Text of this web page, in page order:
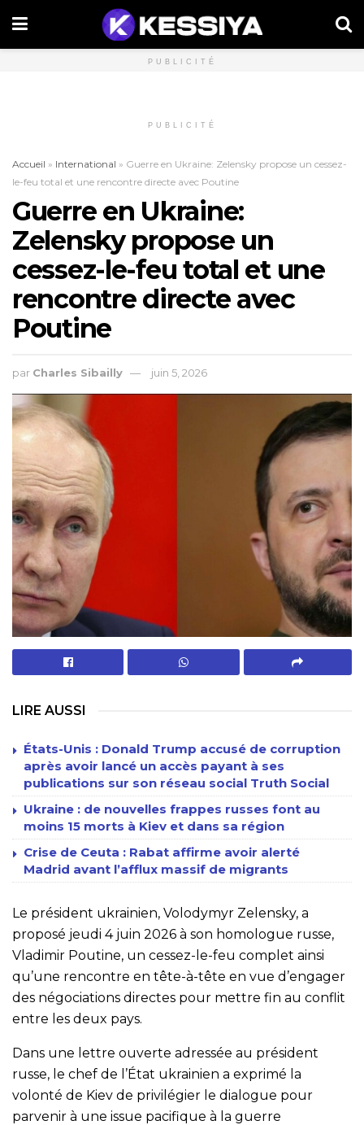
PUBLICITÉ
PUBLICITÉ
Accueil » International » Guerre en Ukraine: Zelensky propose un cessez-
le-feu total et une rencontre directe avec Poutine
Guerre en Ukraine:
Zelensky propose un
cessez-le-feu total et une
rencontre directe avec
Poutine
par Charles Sibailly juin 5, 2026
LIRE AUSSI
États-Unis : Donald Trump accusé de corruption
après avoir lancé un accès payant à ses
publications sur son réseau social Truth Social
Ukraine : de nouvelles frappes russes font au
moins 15 morts à Kiev et dans sa région
Crise de Ceuta : Rabat affirme avoir alerté
Madrid avant l’afflux massif de migrants
Le président ukrainien, Volodymyr Zelensky, a
proposé jeudi 4 juin 2026 à son homologue russe,
Vladimir Poutine, un cessez-le-feu complet ainsi
qu’une rencontre en tête-à-tête en vue d’engager
des négociations directes pour mettre fin au conflit
entre les deux pays.
Dans une lettre ouverte adressée au président
russe, le chef de l’État ukrainien a exprimé la
volonté de Kiev de privilégier le dialogue pour
parvenir à une issue pacifique à la guerre